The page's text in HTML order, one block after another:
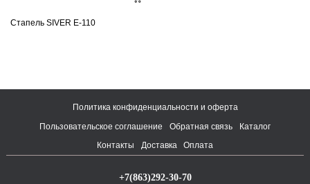
Стапель SIVER E-110
Политика конфиденциальности и оферта
Пользовательское соглашение
Обратная связь
Каталог
Контакты
Доставка Оплата
+7(863)292-30-70